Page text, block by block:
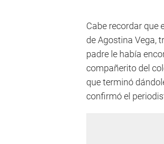
Cabe recordar que
de Agostina Vega,
padre le había
compañerito del
que terminó
confirmó el